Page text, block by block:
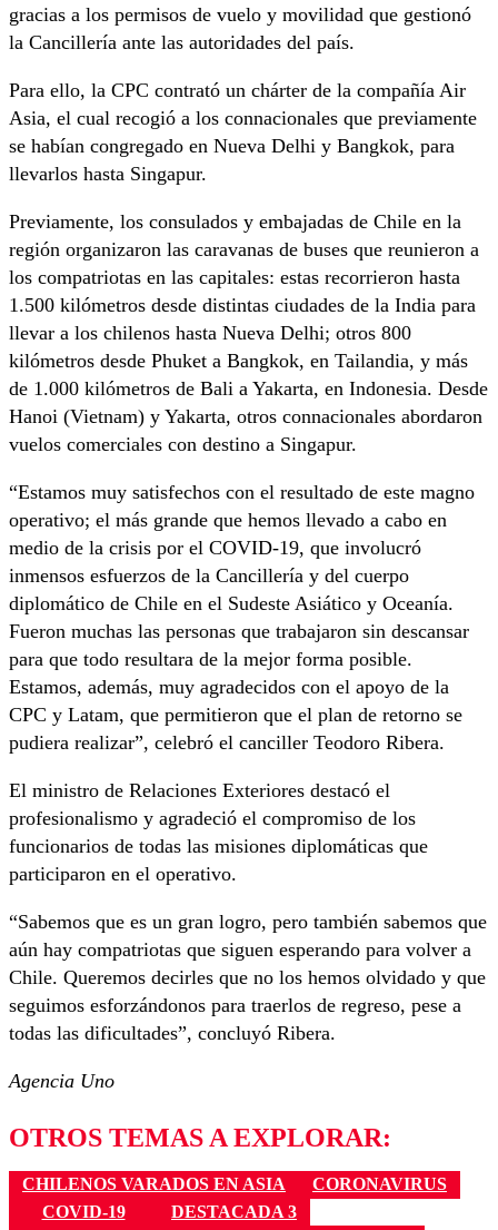
gracias a los permisos de vuelo y movilidad que gestionó
la Cancillería ante las autoridades del país.
Para ello, la CPC contrató un chárter de la compañía Air
Asia, el cual recogió a los connacionales que previamente
se habían congregado en Nueva Delhi y Bangkok, para
llevarlos hasta Singapur.
Previamente, los consulados y embajadas de Chile en la
región organizaron las caravanas de buses que reunieron a
los compatriotas en las capitales: estas recorrieron hasta
1.500 kilómetros desde distintas ciudades de la India para
llevar a los chilenos hasta Nueva Delhi; otros 800
kilómetros desde Phuket a Bangkok, en Tailandia, y más
de 1.000 kilómetros de Bali a Yakarta, en Indonesia. Desde
Hanoi (Vietnam) y Yakarta, otros connacionales abordaron
vuelos comerciales con destino a Singapur.
“Estamos muy satisfechos con el resultado de este magno
operativo; el más grande que hemos llevado a cabo en
medio de la crisis por el COVID-19, que involucró
inmensos esfuerzos de la Cancillería y del cuerpo
diplomático de Chile en el Sudeste Asiático y Oceanía.
Fueron muchas las personas que trabajaron sin descansar
para que todo resultara de la mejor forma posible.
Estamos, además, muy agradecidos con el apoyo de la
CPC y Latam, que permitieron que el plan de retorno se
pudiera realizar”, celebró el canciller Teodoro Ribera.
El ministro de Relaciones Exteriores destacó el
profesionalismo y agradeció el compromiso de los
funcionarios de todas las misiones diplomáticas que
participaron en el operativo.
“Sabemos que es un gran logro, pero también sabemos que
aún hay compatriotas que siguen esperando para volver a
Chile. Queremos decirles que no los hemos olvidado y que
seguimos esforzándonos para traerlos de regreso, pese a
todas las dificultades”, concluyó Ribera.
Agencia Uno
OTROS TEMAS A EXPLORAR:
CHILENOS VARADOS EN ASIA
CORONAVIRUS
COVID-19
DESTACADA 3